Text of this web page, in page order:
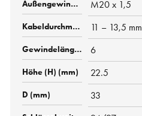
M20 x 1,5
11 – 13,5 mm
6
22.5
33